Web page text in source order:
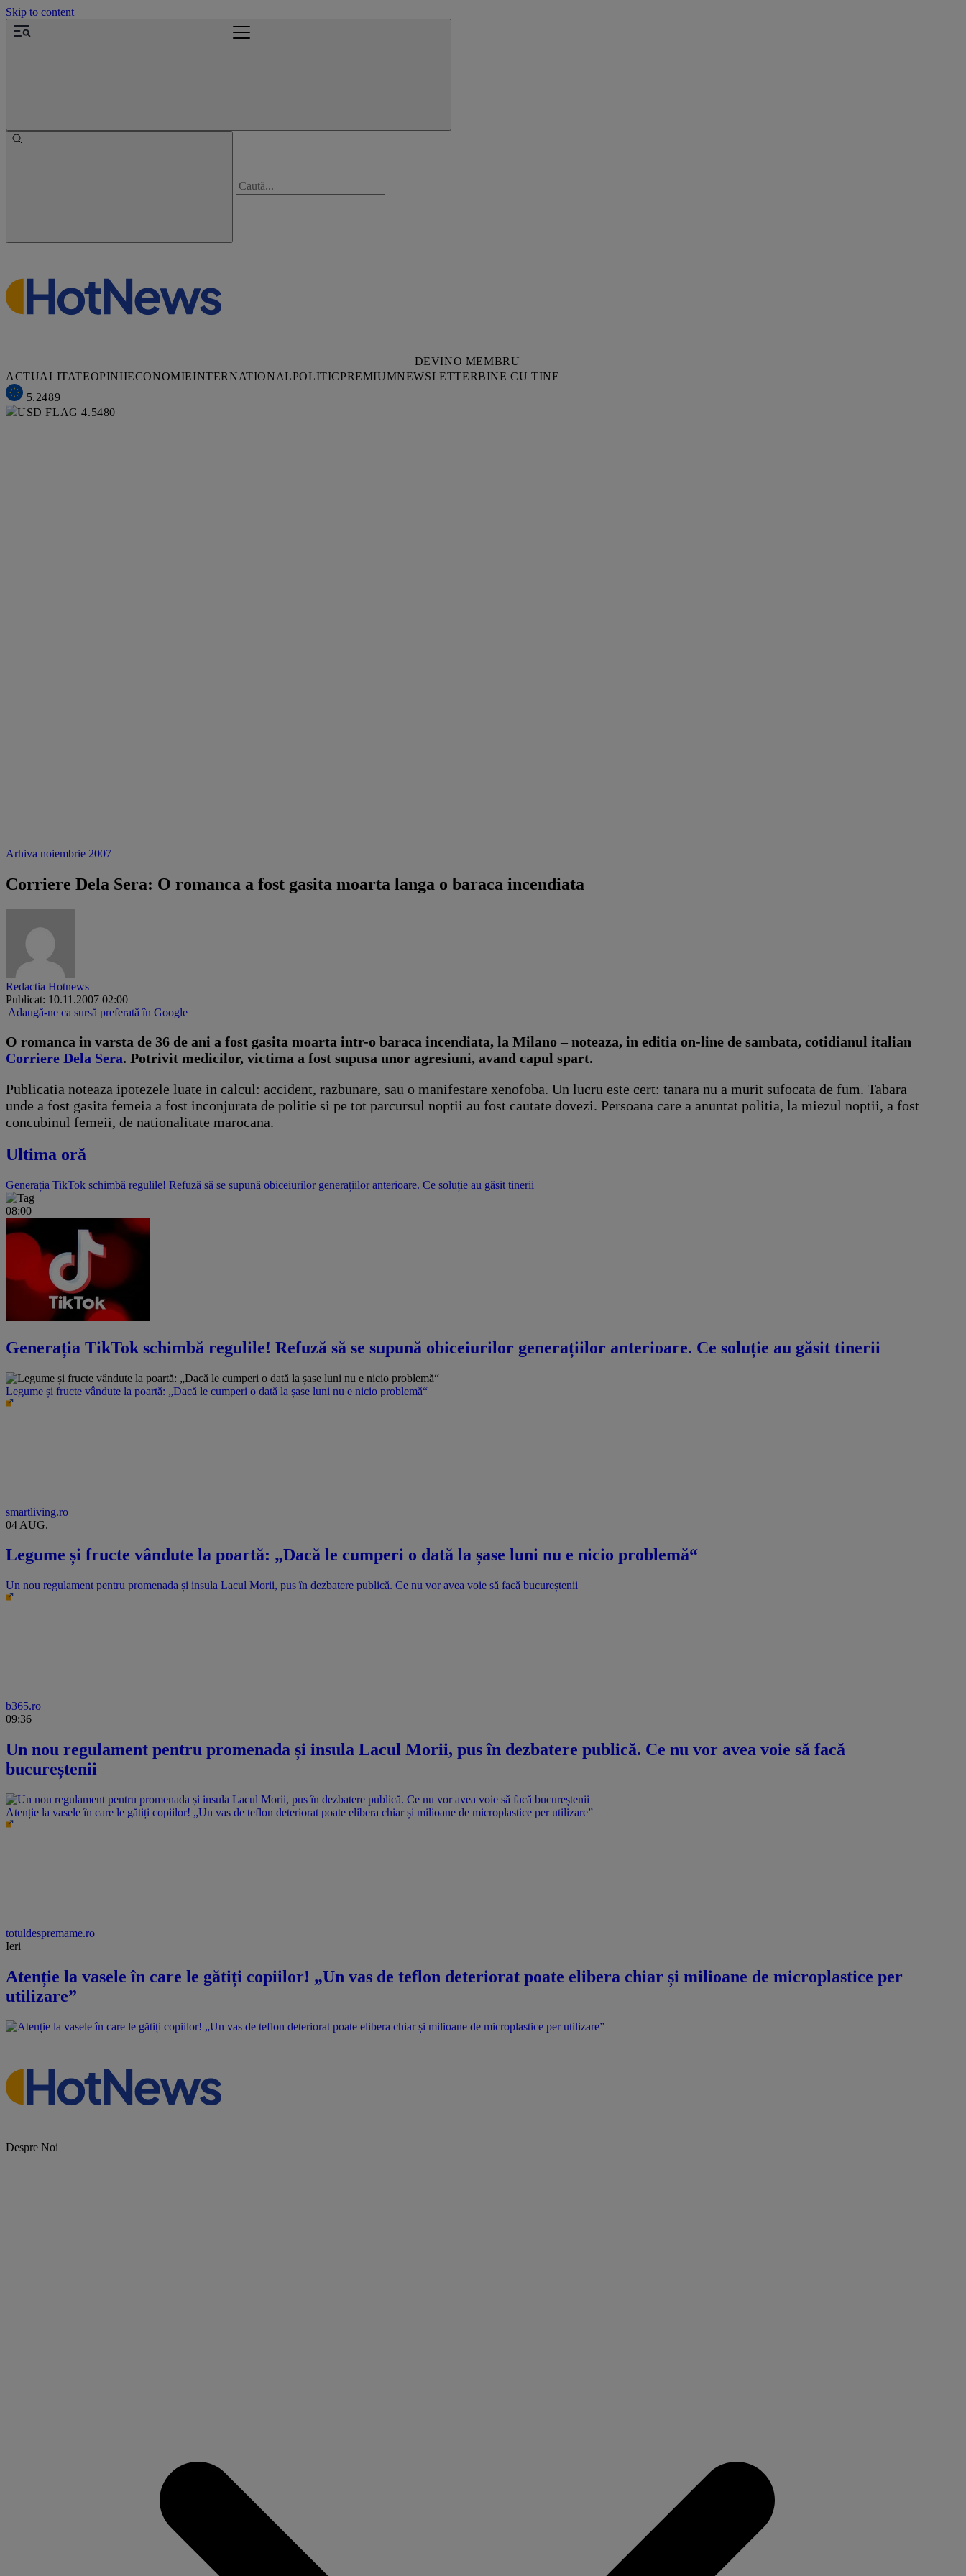
Skip to content
DEVINO MEMBRU
ACTUALITATEOPINIIECONOMIEINTERNATIONALPOLITICPREMIUMNEWSLETTERBINE CU TINE
5.2489
4.5480
Arhiva noiembrie 2007
Corriere Dela Sera: O romanca a fost gasita moarta langa o baraca incendiata
Redactia Hotnews
Publicat: 10.11.2007 02:00
Adaugă-ne ca sursă preferată în Google
O romanca in varsta de 36 de ani a fost gasita moarta intr-o baraca incendiata, la Milano – noteaza, in editia on-line de sambata, cotidianul italian
Corriere Dela Sera. Potrivit medicilor, victima a fost supusa unor agresiuni, avand capul spart.
Publicatia noteaza ipotezele luate in calcul: accident, razbunare, sau o manifestare xenofoba. Un lucru este cert: tanara nu a murit sufocata de fum. Tabara
unde a fost gasita femeia a fost inconjurata de politie si pe tot parcursul noptii au fost cautate dovezi. Persoana care a anuntat politia, la miezul noptii, a fost
concubinul femeii, de nationalitate marocana.
Ultima oră
Generația TikTok schimbă regulile! Refuză să se supună obiceiurilor generațiilor anterioare. Ce soluție au găsit tinerii
08:00
Generația TikTok schimbă regulile! Refuză să se supună obiceiurilor generațiilor anterioare. Ce soluție au găsit tinerii
Legume și fructe vândute la poartă: „Dacă le cumperi o dată la șase luni nu e nicio problemă“
smartliving.ro
04 AUG.
Legume și fructe vândute la poartă: „Dacă le cumperi o dată la șase luni nu e nicio problemă“
Un nou regulament pentru promenada și insula Lacul Morii, pus în dezbatere publică. Ce nu vor avea voie să facă bucureștenii
b365.ro
09:36
Un nou regulament pentru promenada și insula Lacul Morii, pus în dezbatere publică. Ce nu vor avea voie să facă
bucureștenii
Atenție la vasele în care le gătiți copiilor! „Un vas de teflon deteriorat poate elibera chiar și milioane de microplastice per utilizare”
totuldespremame.ro
Ieri
Atenție la vasele în care le gătiți copiilor! „Un vas de teflon deteriorat poate elibera chiar și milioane de microplastice per
utilizare”
Despre Noi